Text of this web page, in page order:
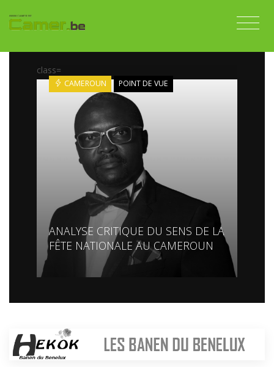
class=
CAMEROUN POINT DE VUE
ANALYSE CRITIQUE DU SENS DE LA
FÊTE NATIONALE AU CAMEROUN